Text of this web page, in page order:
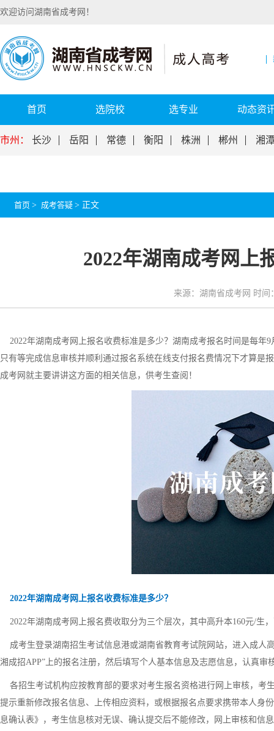
欢迎访问湖南省成考网！
首页 选院校 选专业 动态资
市州： 长沙 岳阳 常德 衡阳 株洲 郴州 湘
首页 > 成考答疑 > 正文
2022年湖南成考网上
来源：湖南省成考网 时间
2022年湖南成考网上报名收费标准是多少？湖南成考报名时间是每年
只有等完成信息审核并顺利通过报名系统在线支付报名费情况下才算是
成考网就主要讲讲这方面的相关信息，供考生查阅！
2022年湖南成考网上报名收费标准是多少？
2022年湖南成考网上报名费收取分为三个层次，其中高升本160元/生
成考生登录湖南招生考试信息港或湖南省教育考试院网站，进入成人
湘成招APP”上的报名注册，然后填写个人基本信息及志愿信息，认真审
各招生考试机构应按教育部的要求对考生报名资格进行网上审核，考
提示重新修改报名信息、上传相应资料，或根据报名点要求携带本人身
息确认表》，考生信息核对无误、确认提交后不能修改，网上审核和信